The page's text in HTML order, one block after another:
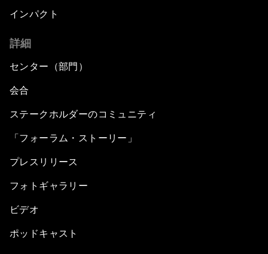
インパクト
詳細
センター（部門）
会合
ステークホルダーのコミュニティ
「フォーラム・ストーリー」
プレスリリース
フォトギャラリー
ビデオ
ポッドキャスト